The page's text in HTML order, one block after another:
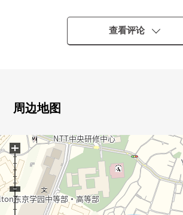
0 清静的住宅区
0 成城区域是生活范围以内
0 停车位有(出自车型的)
▼从出借到准备买房的顾客▼
因住在的买房而中毒，房产信息的介绍是
划(各项费用以及支付的仿真)，买房流程介
与金融计划者(FP)的LIFE计划需讨论(※关
查看评论
周边地图
+